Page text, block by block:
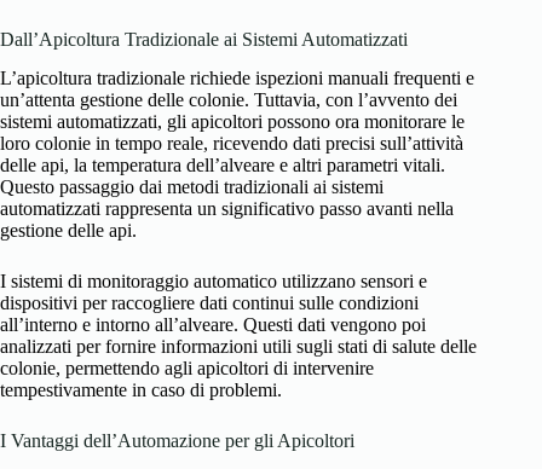
Dall’Apicoltura Tradizionale ai Sistemi Automatizzati
L’apicoltura tradizionale richiede ispezioni manuali frequenti e
un’attenta gestione delle colonie. Tuttavia, con l’avvento dei
sistemi automatizzati, gli apicoltori possono ora monitorare le
loro colonie in tempo reale, ricevendo dati precisi sull’attività
delle api, la temperatura dell’alveare e altri parametri vitali.
Questo passaggio dai metodi tradizionali ai sistemi
automatizzati rappresenta un significativo passo avanti nella
gestione delle api.
I sistemi di monitoraggio automatico utilizzano sensori e
dispositivi per raccogliere dati continui sulle condizioni
all’interno e intorno all’alveare. Questi dati vengono poi
analizzati per fornire informazioni utili sugli stati di salute delle
colonie, permettendo agli apicoltori di intervenire
tempestivamente in caso di problemi.
I Vantaggi dell’Automazione per gli Apicoltori